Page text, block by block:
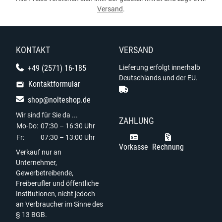
Versand.
KONTAKT
+49 (2571) 16-185
Kontaktformular
shop@nolteshop.de
Wir sind für Sie da ...
Mo-Do: 07:30 – 16:30 Uhr
Fr:
07:30 – 13:00 Uhr
Verkauf nur an
Unternehmer,
Gewerbetreibende,
Freiberufler und öffentliche
Institutionen, nicht jedoch
an Verbraucher im Sinne des
§ 13 BGB.
VERSAND
Lieferung erfolgt innerhalb
Deutschlands und der EU.
ZAHLUNG
Vorkasse Rechnung